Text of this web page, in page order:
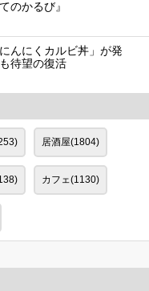
のかるび』
んにくカルビ丼」が発
待望の復活
居酒屋(1804)
カフェ(1130)